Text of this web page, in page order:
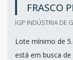
FRASCO
IGP INDÚSTRIA DE
Lote mínimo de
está em busca